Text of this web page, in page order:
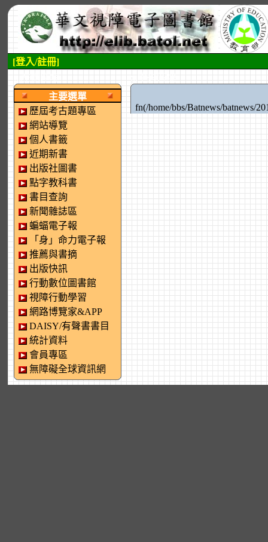
[登入/註冊]
主要選單
歷屆考古題專區
網站導覽
個人書籤
近期新書
出版社圖書
點字教科書
書目查詢
新聞雜誌區
蝙蝠電子報
「身」命力電子報
推薦與書摘
出版快訊
行動數位圖書館
視障行動學習
網路博覽家&APP
DAISY/有聲書書目
統計資料
會員專區
無障礙全球資訊網
fn(/home/bbs/Batnews/batnews/